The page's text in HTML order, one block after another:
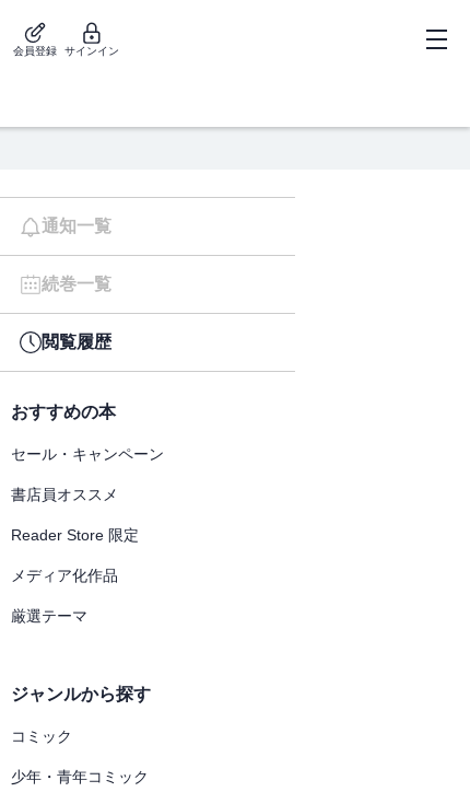
会員登録 サインイン
通知一覧
続巻一覧
閲覧履歴
おすすめの本
セール・キャンペーン
書店員オススメ
Reader Store 限定
メディア化作品
厳選テーマ
ジャンルから探す
コミック
少年・青年コミック